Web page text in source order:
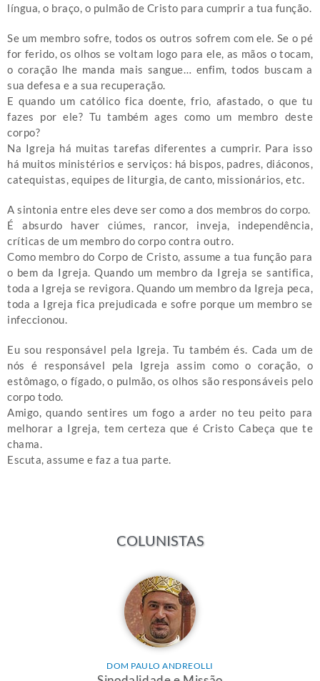
língua, o braço, o pulmão de Cristo para cumprir a tua função.
Se um membro sofre, todos os outros sofrem com ele. Se o pé
for ferido, os olhos se voltam logo para ele, as mãos o tocam,
o coração lhe manda mais sangue… enfim, todos buscam a
sua defesa e a sua recuperação.
E quando um católico fica doente, frio, afastado, o que tu
fazes por ele? Tu também ages como um membro deste
corpo?
Na Igreja há muitas tarefas diferentes a cumprir. Para isso
há muitos ministérios e serviços: há bispos, padres, diáconos,
catequistas, equipes de liturgia, de canto, missionários, etc.
A sintonia entre eles deve ser como a dos membros do corpo.
É absurdo haver ciúmes, rancor, inveja, independência,
críticas de um membro do corpo contra outro.
Como membro do Corpo de Cristo, assume a tua função para
o bem da Igreja. Quando um membro da Igreja se santifica,
toda a Igreja se revigora. Quando um membro da Igreja peca,
toda a Igreja fica prejudicada e sofre porque um membro se
infeccionou.
Eu sou responsável pela Igreja. Tu também és. Cada um de
nós é responsável pela Igreja assim como o coração, o
estômago, o fígado, o pulmão, os olhos são responsáveis pelo
corpo todo.
Amigo, quando sentires um fogo a arder no teu peito para
melhorar a Igreja, tem certeza que é Cristo Cabeça que te
chama.
Escuta, assume e faz a tua parte.
COLUNISTAS
DOM PAULO ANDREOLLI